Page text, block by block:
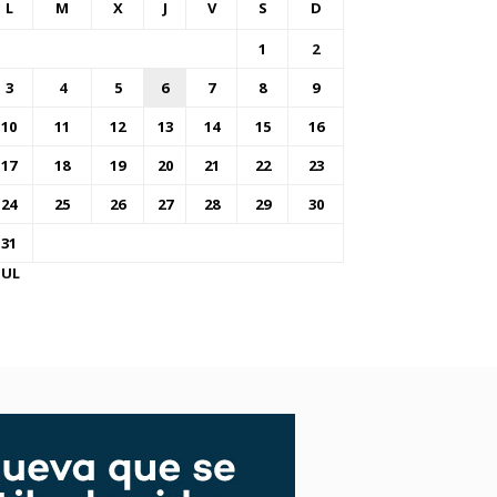
L M X J V S D
1
2
3
4 5 6 7 8
9
10
11 12 13 14 15
16
17
18 19 20 21 22
23
24
25 26 27 28 29
30
31